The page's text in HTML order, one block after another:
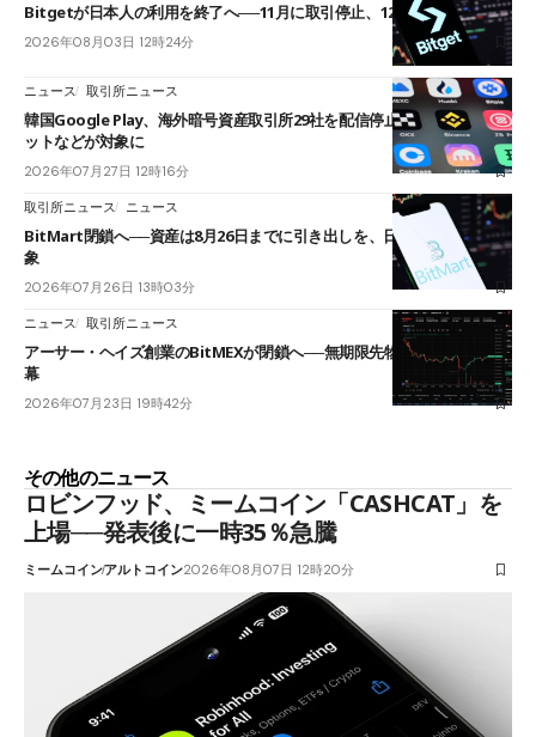
Bitgetが日本人の利用を終了へ──11月に取引停止、12月末に強制決済
2026年08月03日 12時24分
ニュース 取引所ニュース
韓国Google Play、海外暗号資産取引所29社を配信停止──OKXやバイビ
ットなどが対象に
2026年07月27日 12時16分
取引所ニュース ニュース
BitMart閉鎖へ──資産は8月26日までに引き出しを、日本人利用者も対
象
2026年07月26日 13時03分
ニュース 取引所ニュース
アーサー・ヘイズ創業のBitMEXが閉鎖へ──無期限先物を生んだ11年に
幕
2026年07月23日 19時42分
その他のニュース
ロビンフッド、ミームコイン「CASHCAT」を
上場──発表後に一時35％急騰
ミームコインアルトコイン2026年08月07日 12時20分